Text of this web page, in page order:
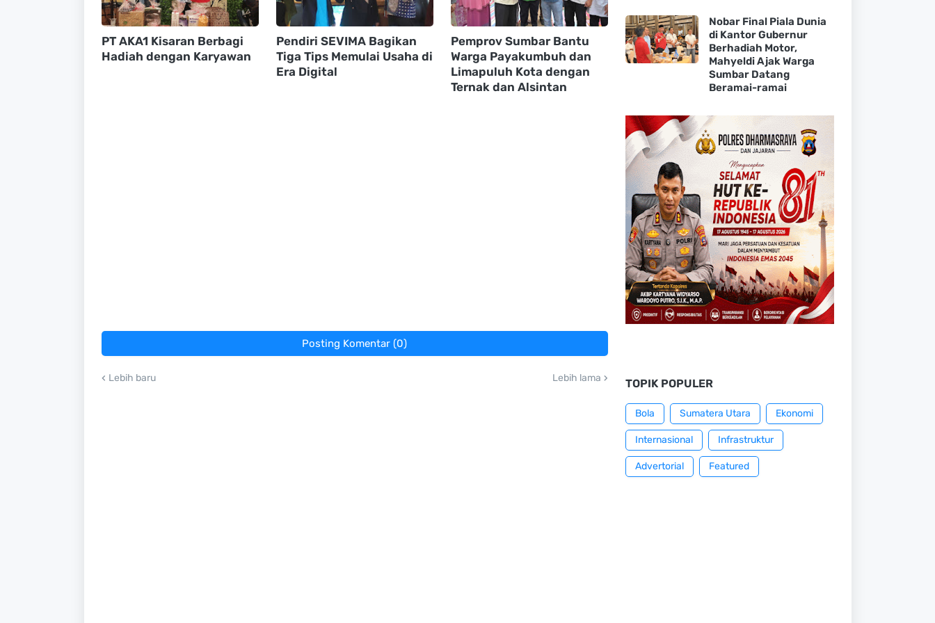
PT AKA1 Kisaran Berbagi
Hadiah dengan Karyawan
Pendiri SEVIMA Bagikan
Tiga Tips Memulai Usaha di
Era Digital
Pemprov Sumbar Bantu
Warga Payakumbuh dan
Limapuluh Kota dengan
Ternak dan Alsintan
Posting Komentar (0)
Lebih baru Lebih lama
Nobar Final Piala Dunia
di Kantor Gubernur
Berhadiah Motor,
Mahyeldi Ajak Warga
Sumbar Datang
Beramai-ramai
TOPIK POPULER
Bola Sumatera Utara Ekonomi
Internasional Infrastruktur
Advertorial Featured